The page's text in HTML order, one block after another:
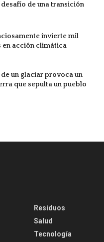
de una transición
invierte mil
en acción climática
un glaciar provoca un
que sepulta un pueblo
Residuos
Salud
Tecnología